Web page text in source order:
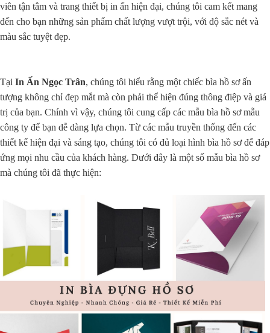
viên tận tâm và trang thiết bị in ấn hiện đại, chúng tôi cam kết mang
đến cho bạn những sản phẩm chất lượng vượt trội, với độ sắc nét và
màu sắc tuyệt đẹp.
Tại In Ấn Ngọc Trân, chúng tôi hiểu rằng một chiếc bìa hồ sơ ấn
tượng không chỉ đẹp mắt mà còn phải thể hiện đúng thông điệp và giá
trị của bạn. Chính vì vậy, chúng tôi cung cấp các mẫu bìa hồ sơ mẫu
công ty để bạn dễ dàng lựa chọn. Từ các mẫu truyền thống đến các
thiết kế hiện đại và sáng tạo, chúng tôi có đủ loại hình bìa hồ sơ để đáp
ứng mọi nhu cầu của khách hàng. Dưới đây là một số mẫu bìa hồ sơ
mà chúng tôi đã thực hiện: